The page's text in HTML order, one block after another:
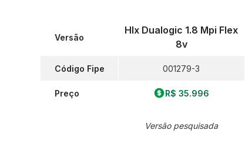
Versão
Código Fipe
Preço
Hlx Dualogic 1.8 Mpi Flex
8v
001279-3
R$ 35.996
Versão pesquisada